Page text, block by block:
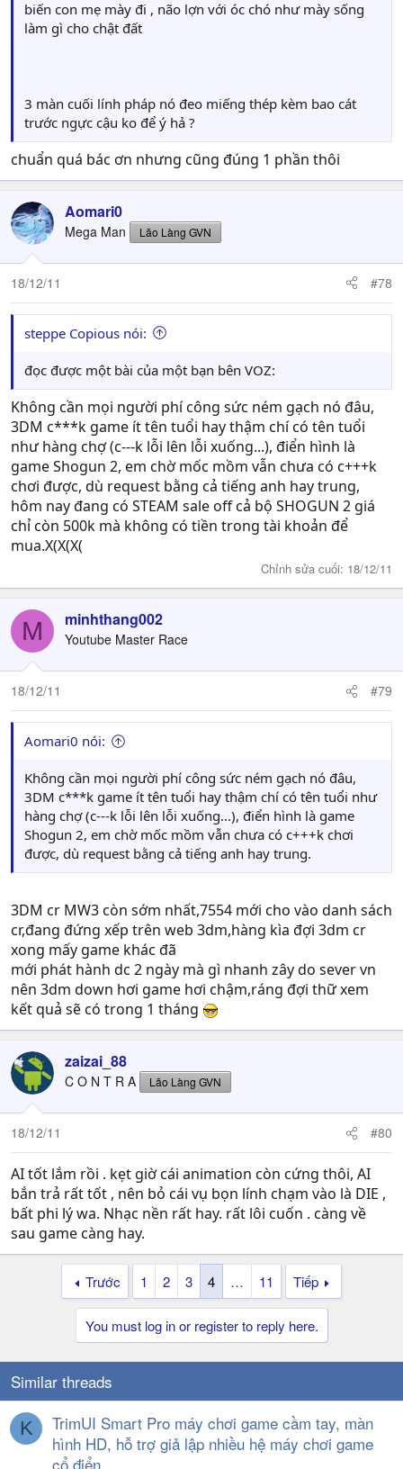
biến con mẹ mày đi , não lợn với óc chó như mày sống
làm gì cho chật đất
3 màn cuối lính pháp nó đeo miếng thép kèm bao cát
trước ngực cậu ko để ý hả ?
chuẩn quá bác ơn nhưng cũng đúng 1 phần thôi
Aomari0
Mega Man Lão Làng GVN
18/12/11 #78
steppe Copious nói:
đọc được một bài của một bạn bên VOZ:
Không cần mọi người phí công sức ném gạch nó đâu,
3DM c***k game ít tên tuổi hay thậm chí có tên tuổi
như hàng chợ (c---k lỗi lên lỗi xuống...), điển hình là
game Shogun 2, em chờ mốc mồm vẫn chưa có c+++k
chơi được, dù request bằng cả tiếng anh hay trung,
hôm nay đang có STEAM sale off cả bộ SHOGUN 2 giá
chỉ còn 500k mà không có tiền trong tài khoản để
mua.X(X(X(
Chỉnh sửa cuối: 18/12/11
M minhthang002
Youtube Master Race
18/12/11 #79
Aomari0 nói:
Không cần mọi người phí công sức ném gạch nó đâu,
3DM c***k game ít tên tuổi hay thậm chí có tên tuổi như
hàng chợ (c---k lỗi lên lỗi xuống...), điển hình là game
Shogun 2, em chờ mốc mồm vẫn chưa có c+++k chơi
được, dù request bằng cả tiếng anh hay trung.
3DM cr MW3 còn sớm nhất,7554 mới cho vào danh sách
cr,đang đứng xếp trên web 3dm,hàng kìa đợi 3dm cr
xong mấy game khác đã
mới phát hành dc 2 ngày mà gì nhanh zây do sever vn
nên 3dm down hơi game hơi chậm,ráng đợi thữ xem
kết quả sẽ có trong 1 tháng
zaizai_88
C O N T R A Lão Làng GVN
18/12/11 #80
AI tốt lắm rồi . kẹt giờ cái animation còn cứng thôi, AI
bắn trả rất tốt , nên bỏ cái vụ bọn lính chạm vào là DIE ,
bất phi lý wa. Nhạc nền rất hay. rất lôi cuốn . càng về
sau game càng hay.
Trước 1 2 3 4 … 11 Tiếp
You must log in or register to reply here.
Similar threads
K
TrimUI Smart Pro máy chơi game cầm tay, màn
hình HD, hỗ trợ giả lập nhiều hệ máy chơi game
cổ điển